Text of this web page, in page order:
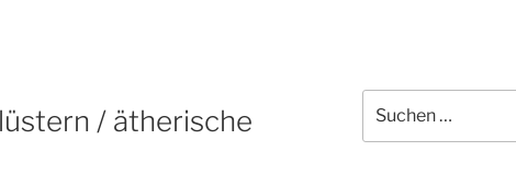
/ ätherische
nach: